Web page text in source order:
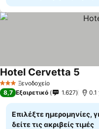
3 ΑστέριαΞενοδοχείο
Hotel Cervetta 5
8,7 Εξαιρετικό 1.627 0.1
Επιλέξτε ημερομηνίες,
δείτε τις ακριβείς τιμές